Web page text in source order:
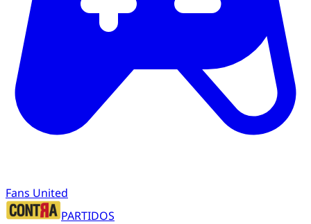
Fans United
PARTIDOS